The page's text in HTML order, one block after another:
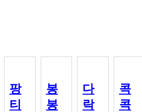
팡
티
봉
봉
다
락
콕
콕